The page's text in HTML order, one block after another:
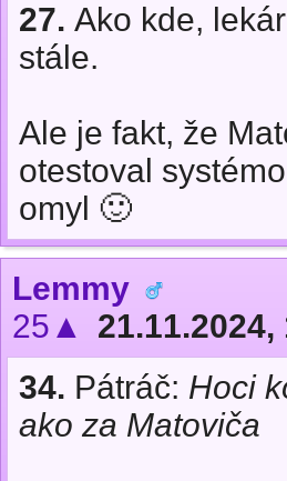
27. Ako kde,
stále.
Ale je fakt, že
otestoval
omyl 🙂
Lemmy
25▲
21.11.2024,
34. Pátráč: Hoci
ako za Matoviča